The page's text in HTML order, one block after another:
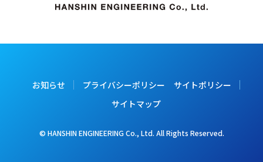
お知らせ プライバシーポリシー
サイトポリシー
サイトマップ
© HANSHIN ENGINEERING Co., Ltd. All Rights Reserved.